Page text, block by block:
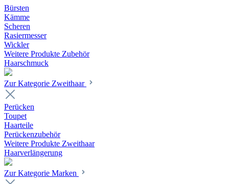
Bürsten
Kämme
Scheren
Rasiermesser
Wickler
Weitere Produkte Zubehör
Haarschmuck
Zur Kategorie Zweithaar
Perücken
Toupet
Haarteile
Perückenzubehör
Weitere Produkte Zweithaar
Haarverlängerung
Zur Kategorie Marken